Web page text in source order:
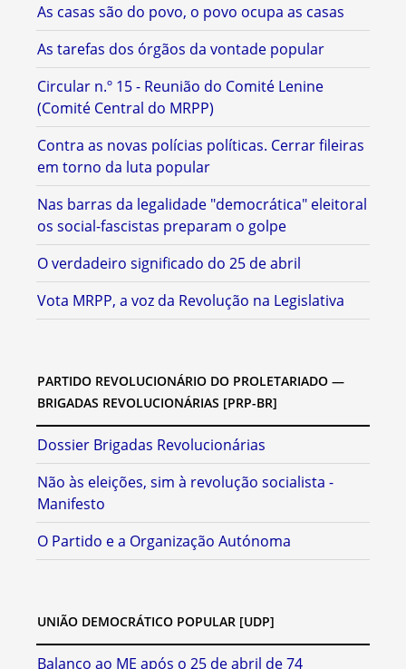
As casas são do povo, o povo ocupa as casas
As tarefas dos órgãos da vontade popular
Circular n.º 15 - Reunião do Comité Lenine
(Comité Central do MRPP)
Contra as novas polícias políticas. Cerrar fileiras
em torno da luta popular
Nas barras da legalidade "democrática" eleitoral
os social-fascistas preparam o golpe
O verdadeiro significado do 25 de abril
Vota MRPP, a voz da Revolução na Legislativa
PARTIDO REVOLUCIONÁRIO DO PROLETARIADO —
BRIGADAS REVOLUCIONÁRIAS [PRP-BR]
Dossier Brigadas Revolucionárias
Não às eleições, sim à revolução socialista -
Manifesto
O Partido e a Organização Autónoma
UNIÃO DEMOCRÁTICO POPULAR [UDP]
Balanço ao ME após o 25 de abril de 74